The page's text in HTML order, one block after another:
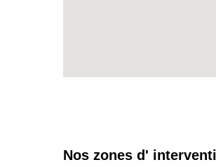
Nos zones d'